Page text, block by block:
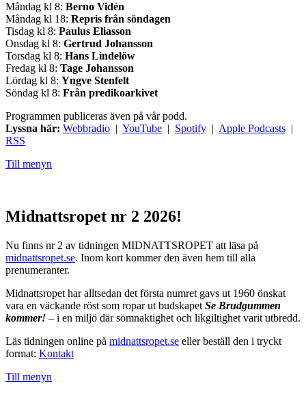
Måndag kl 8: Berno Vidén
Måndag kl 18: Repris från söndagen
Tisdag kl 8: Paulus Eliasson
Onsdag kl 8: Gertrud Johansson
Torsdag kl 8: Hans Lindelöw
Fredag kl 8: Tage Johansson
Lördag kl 8: Yngve Stenfelt
Söndag kl 8: Från predikoarkivet
Programmen publiceras även på vår podd.
Lyssna här: Webbradio | YouTube | Spotify | Apple Podcasts |
RSS
Till menyn
Midnattsropet nr 2 2026!
Nu finns nr 2 av tidningen MIDNATTSROPET att läsa på
midnattsropet.se. Inom kort kommer den även hem till alla
prenumeranter.
Midnattsropet har alltsedan det första numret gavs ut 1960 önskat
vara en väckande röst som ropar ut budskapet Se Brudgummen
kommer! – i en miljö där sömnaktighet och likgiltighet varit utbredd.
Läs tidningen online på midnattsropet.se eller beställ den i tryckt
format: Kontakt
Till menyn